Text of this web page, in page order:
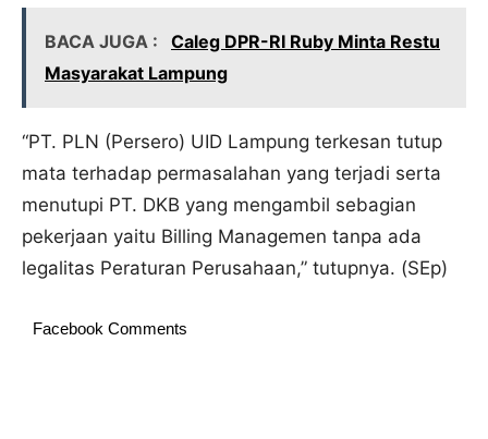
BACA JUGA :
Caleg DPR-RI Ruby Minta Restu
Masyarakat Lampung
“PT. PLN (Persero) UID Lampung terkesan tutup
mata terhadap permasalahan yang terjadi serta
menutupi PT. DKB yang mengambil sebagian
pekerjaan yaitu Billing Managemen tanpa ada
legalitas Peraturan Perusahaan,” tutupnya. (SEp)
Facebook Comments